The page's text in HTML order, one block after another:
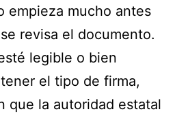
empieza mucho antes
revisa el documento.
legible o bien
el tipo de firma,
que la autoridad estatal